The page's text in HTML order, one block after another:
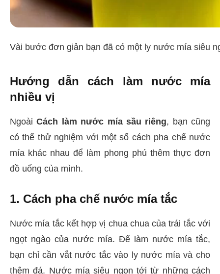
Vài bước đơn giản bạn đã có một ly nước mía siêu
Hướng dẫn cách làm nước mía
nhiều vị
NgoàiCách làm nước mía sầu riêng, bạn cũng
có thể thử nghiệm với một số cách pha chế nước
mía khác nhau để làm phong phú thêm thực đơn
đồ uống của mình.
1. Cách pha chế nước mía tắc
Nước mía tắc kết hợp vị chua chua của trái tắc với
ngọt ngào của nước mía. Để làm nước mía tắc,
bạn chỉ cần vắt nước tắc vào ly nước mía và cho
thêm đá. Nước mía siêu ngon tới từ những cách